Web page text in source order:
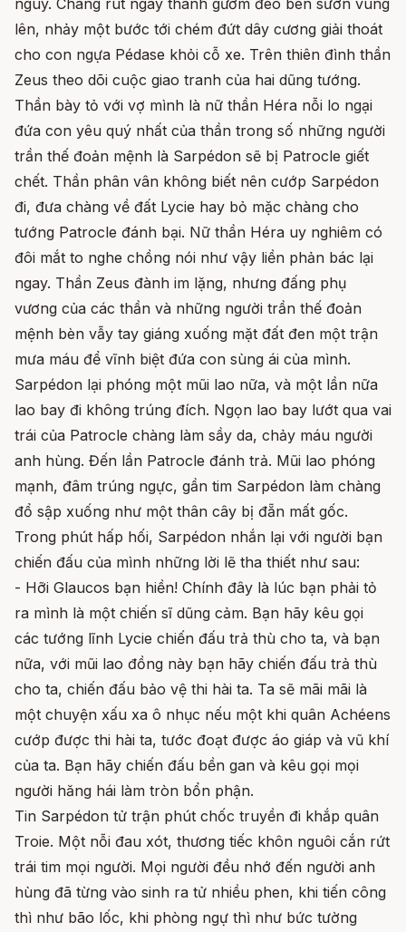
lên, nhảy một bước tới chém đứt dây cương giải thoát
cho con ngựa Pédase khỏi cỗ xe. Trên thiên đình thần
Zeus theo dõi cuộc giao tranh của hai dũng tướng.
Thần bày tỏ với vợ mình là nữ thần Héra nỗi lo ngại
đứa con yêu quý nhất của thần trong số những người
trần thế đoản mệnh là Sarpédon sẽ bị Patrocle giết
chết. Thần phân vân không biết nên cướp Sarpédon
đi, đưa chàng về đất Lycie hay bỏ mặc chàng cho
tướng Patrocle đánh bại. Nữ thần Héra uy nghiêm có
đôi mắt to nghe chồng nói như vậy liền phản bác lại
ngay. Thần Zeus đành im lặng, nhưng đấng phụ
vương của các thần và những người trần thế đoản
mệnh bèn vẫy tay giáng xuống mặt đất đen một trận
mưa máu để vĩnh biệt đứa con sùng ái của mình.
Sarpédon lại phóng một mũi lao nữa, và một lần nữa
lao bay đi không trúng đích. Ngọn lao bay lướt qua vai
trái của Patrocle chàng làm sầy da, chảy máu người
anh hùng. Đến lần Patrocle đánh trả. Mũi lao phóng
mạnh, đâm trúng ngực, gần tim Sarpédon làm chàng
đổ sập xuống như một thân cây bị đẵn mất gốc.
Trong phút hấp hối, Sarpédon nhắn lại với người bạn
chiến đấu của mình những lời lẽ tha thiết như sau:
- Hỡi Glaucos bạn hiền! Chính đây là lúc bạn phải tỏ
ra mình là một chiến sĩ dũng cảm. Bạn hãy kêu gọi
các tướng lĩnh Lycie chiến đấu trả thù cho ta, và bạn
nữa, với mũi lao đồng này bạn hãy chiến đấu trả thù
cho ta, chiến đấu bảo vệ thi hài ta. Ta sẽ mãi mãi là
một chuyện xấu xa ô nhục nếu một khi quân Achéens
cướp được thi hài ta, tước đoạt được áo giáp và vũ khí
của ta. Bạn hãy chiến đấu bền gan và kêu gọi mọi
người hăng hái làm tròn bổn phận.
Tin Sarpédon tử trận phút chốc truyền đi khắp quân
Troie. Một nỗi đau xót, thương tiếc khôn nguôi cắn rứt
trái tim mọi người. Mọi người đều nhớ đến người anh
hùng đã từng vào sinh ra tử nhiều phen, khi tiến công
thì như bão lốc, khi phòng ngự thì như bức tường